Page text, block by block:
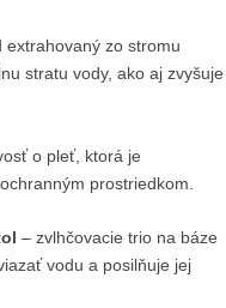
zo stromu
stratu vody, ako aj zvyšuje
o pleť, ktorá je
prostriedkom.
– zvlhčovacie trio na báze
vodu a posilňuje jej